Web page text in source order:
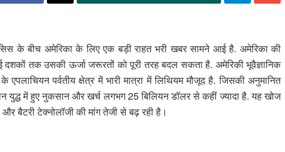
के बीच अमेरिका के लिए एक बड़ी राहत भरी खबर सामने आई है. अमेरिका की
तक उसकी ऊर्जा जरूरतों को पूरी तरह बदल सकता है. अमेरिकी भूवैज्ञानिक
पर्वतीय क्षेत्र में भारी मात्रा में लिथियम मौजूद है. जिसकी अनुमानित
युद्ध में हुए नुकसान और खर्च लगभग 25 बिलियन डॉलर से कहीं ज्यादा है. यह खोज
बैटरी टेक्नोलॉजी की मांग तेजी से बढ़ रही है।